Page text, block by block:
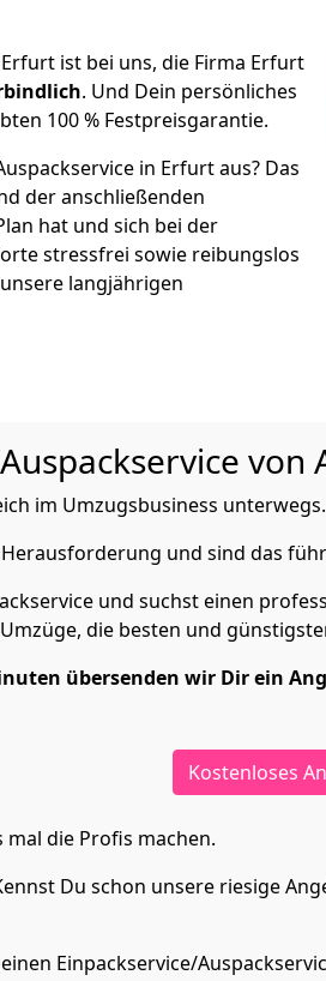
ist bei uns, die Firma Erfurt
. Und Dein persönliches
100 % Festpreisgarantie.
in Erfurt aus? Das
der anschließenden
hat und sich bei der
stressfrei sowie reibungslos
langjährigen
im Umzugsbusiness unterwegs.
und sind das
und suchst einen
die besten und
übersenden wir Dir ein
Kostenloses
mal die Profis machen.
Du schon unsere riesige
Einpackservice/